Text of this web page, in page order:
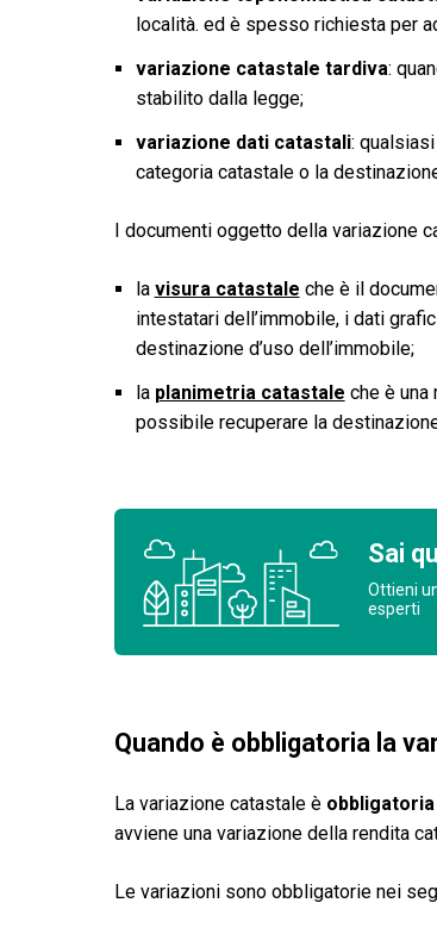
località. ed è spesso richiesta per
variazione catastale tardiva:
stabilito dalla legge;
variazione dati catastali:
categoria catastale o la
I documenti oggetto della variazione
la visura catastale che è il
intestatari dell’immobile, i dati
destinazione d’uso dell’immobile;
la planimetria catastale che è una
possibile recuperare la
Sai
Ottieni
esperti
Quando è obbligatoria la
La variazione catastale è
avviene una variazione della rendita
Le variazioni sono obbligatorie nei